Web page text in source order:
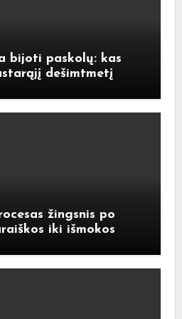
bijoti paskolų: kas
dešimtmetį
žingsnis po
iki išmokos